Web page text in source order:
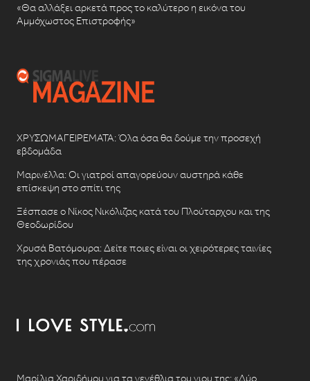
«Θα αλλάξει αρκετά προς το καλύτερο η εικόνα του
Αμμόχωστος Επιστροφής»
ΧΡΥΣΩΜΑΓΕΙΡΕΜΑΤΑ: Όλα όσα θα δούμε την προσεχή
εβδομάδα
Μαρινέλλα: Οι γιατροί απαγορεύουν αυστηρά κάθε
επίσκεψη στο σπίτι της
Ξέσπασε ο Νίκος Νικόλιζας κατά του Πλούταρχου και της
Θεοδωρίδου
Χρυσά Βατόμουρα: Δείτε ποιες είναι οι χειρότερες ταινίες
της χρονιάς που πέρασε
Μαρίλια Χαριδήμου για τα γενέθλια του γιου της: «Δύο